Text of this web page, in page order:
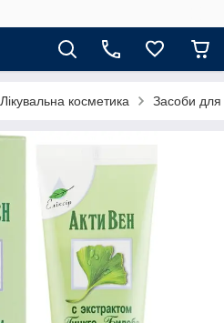
Лікувальна косметика Засоби для